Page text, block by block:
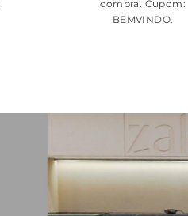
compra. Cupom:
BEMVINDO.